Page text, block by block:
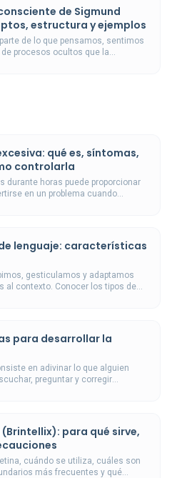
de Sigmund
estructura y ejemplos
de lo que pensamos, sentimos
procesos ocultos que la
qué es, síntomas,
controlarla
durante horas puede proporcionar
en un problema cuando
lenguaje: características
gesticulamos y adaptamos
al contexto. Conocer los tipos de
para desarrollar la
en adivinar lo que alguien
preguntar y corregir
para qué sirve,
cuándo se utiliza, cuáles son
más frecuentes y qué